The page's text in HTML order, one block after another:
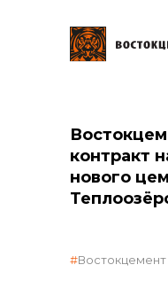
Закупки
общая
контракт
нового
Востокцемент